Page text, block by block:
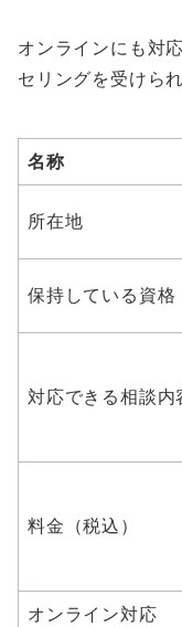
オンラインにも対
セリングを受けられ
名称
所在地
保持している資格
対応できる相談内
料金（税込）
オンライン対応